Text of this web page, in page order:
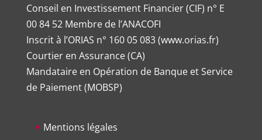
Conseil en Investissement Financier (CIF) n° E
00 84 52 Membre de l’ANACOFI
Inscrit à l’ORIAS n° 160 05 083(www.orias.fr)
Courtier en Assurance (CA)
Mandataire en Opération de Banque et Service
de Paiement (MOBSP)
Mentions légales